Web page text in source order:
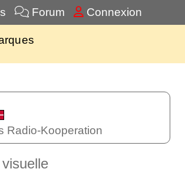
Forum Connexion
Radio-Kooperation